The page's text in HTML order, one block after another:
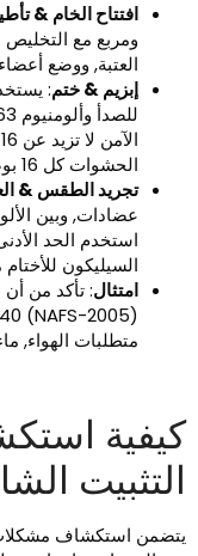
افتتاح الخام & تأطير
ومربع مع التخليص
العتبة, ووضع
إبزيم & ختم
الحشوات كل 16 بوصة على عضادات و 24 بوصة على الرأس.
تجريد الطقس &
عضادات, وبين
السيليكون للأختام
امتثال: تأكد من أن
(NAFS-2005)
متطلبات الهواء, ماء,
استكشاف مشكلات